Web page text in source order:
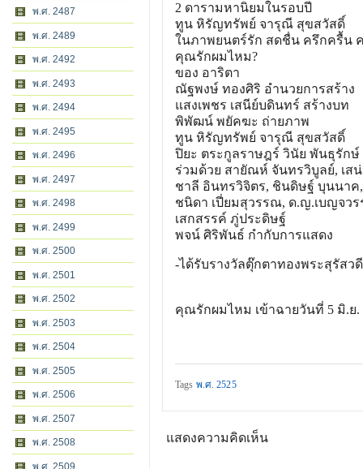
พ.ศ. 2487
พ.ศ. 2489
พ.ศ. 2492
พ.ศ. 2493
พ.ศ. 2494
พ.ศ. 2495
พ.ศ. 2496
พ.ศ. 2497
พ.ศ. 2498
พ.ศ. 2499
พ.ศ. 2500
พ.ศ. 2501
พ.ศ. 2502
พ.ศ. 2503
พ.ศ. 2504
พ.ศ. 2505
พ.ศ. 2506
พ.ศ. 2507
พ.ศ. 2508
พ.ศ. 2509
2 ดารามหานิยมในรอบปี
ทูน หิรัญทรัพย์ จารุณี สุขสวัสดิ์
ในภาพยนตร์รัก สดชื่น ครึกครื้น
คุณรักผมไหม?
ของ อาริตา
ณัฐพงษ์ ทองศิริ อำนวยการสร้าง
แสงเพชร เสนีย์บดินทร์ สร้างบท
พิพัฒน์ พยัคฆะ ถ่ายภาพ
ทูน หิรัญทรัพย์ จารุณี สุขสวัสดิ์
ปิยะ ตระกูลราษฎร์ วินัย พันธุรัก
ร่วมด้วย สายัณห์ จันทรวิบูลย์, เส
ชาลี อินทรวิจิตร, ชินดิษฐ์ บุนนาค
ชนิดา เปี่ยมสุวรรณ, ด.ญ.เบญจว
เสกสรรค์ ภู่ประดิษฐ์
พจน์ ศิริพันธ์ กำกับการแสดง
-ได้รับรางวัลตุ๊กตาทองพระสรัสว
คุณรักผมไหม เข้าฉายวันที่ 5 มิ.ย.
Tags พ.ศ. 2525
แสดงความคิดเห็น